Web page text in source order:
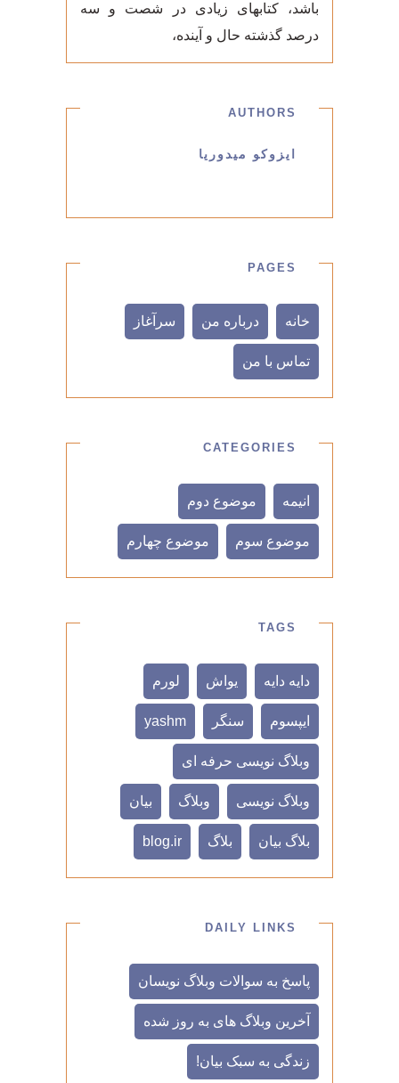
باشد، کتابهای زیادی در شصت و سه
درصد گذشته حال و آینده،
AUTHORS
ایزوکو میدوریا
PAGES
خانه درباره من سرآغاز
تماس با من
CATEGORIES
انیمه موضوع دوم
موضوع سوم موضوع چهارم
TAGS
دایه دایه یواش لورم
ایپسوم سنگر yashm
وبلاگ نویسی حرفه ای
وبلاگ نویسی وبلاگ بیان
بلاگ بیان بلاگ blog.ir
DAILY LINKS
پاسخ به سوالات وبلاگ نویسان
آخرین وبلاگ های به روز شده
زندگی به سبک بیان!